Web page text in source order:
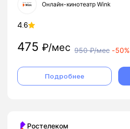
Онлайн-кинотеатр Wink
4.6
475 ₽/мес 950₽/мес -50%
Подробнее
Ростелеком